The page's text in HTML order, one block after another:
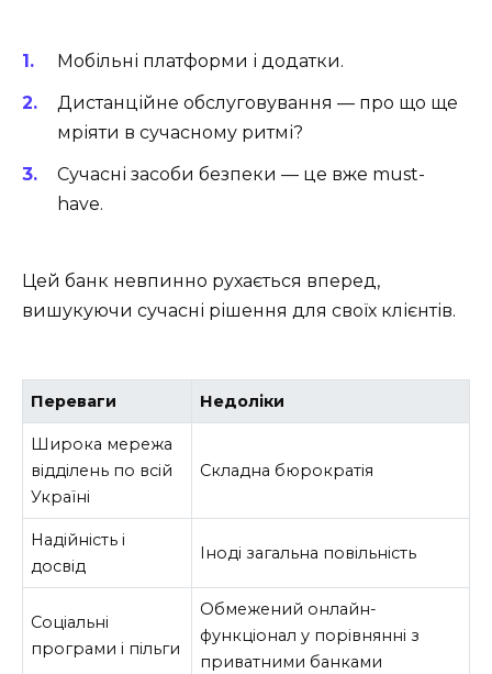
Мобільні платформи і додатки.
Дистанційне обслуговування — про що ще
мріяти в сучасному ритмі?
Сучасні засоби безпеки — це вже must-
have.
Цей банк невпинно рухається вперед,
вишукуючи сучасні рішення для своїх клієнтів.
Переваги Недоліки
Широка мережа
відділень по всій
Україні
Складна бюрократія
Надійність і
досвід
Іноді загальна повільність
Соціальні
програми і пільги
Обмежений онлайн-
функціонал у порівнянні з
приватними банками